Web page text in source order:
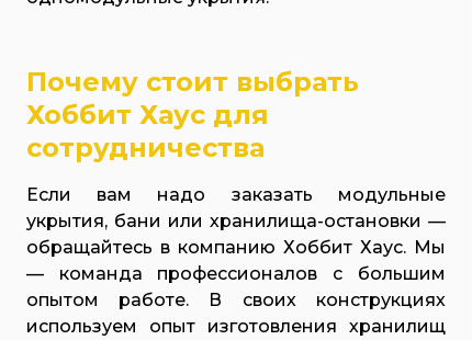
Почему стоит выбрать
Хоббит Хаус для
сотрудничества
Если вам надо заказать модульные
укрытия, бани или хранилища-остановки —
обращайтесь в компанию Хоббит Хаус. Мы
— команда профессионалов с большим
опытом работе. В своих конструкциях
используем опыт изготовления хранилищ